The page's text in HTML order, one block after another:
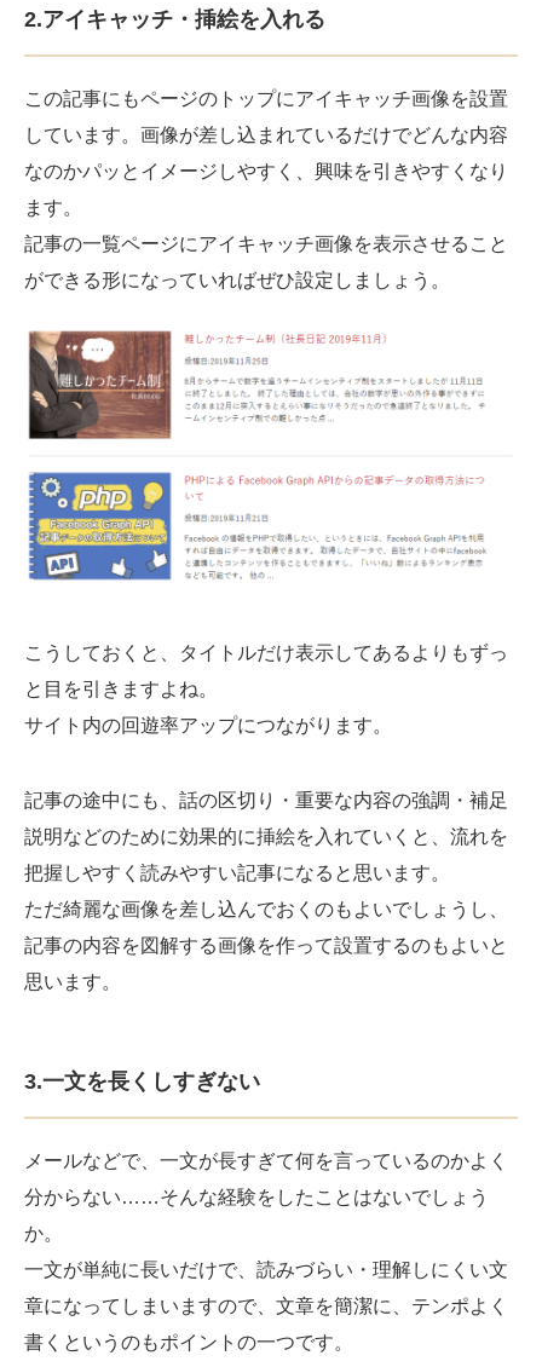
2.アイキャッチ・挿絵を入れる
この記事にもページのトップにアイキャッチ画像を設置
しています。画像が差し込まれているだけでどんな内容
なのかパッとイメージしやすく、興味を引きやすくなり
ます。
記事の一覧ページにアイキャッチ画像を表示させること
ができる形になっていればぜひ設定しましょう。
こうしておくと、タイトルだけ表示してあるよりもずっ
と目を引きますよね。
サイト内の回遊率アップにつながります。
記事の途中にも、話の区切り・重要な内容の強調・補足
説明などのために効果的に挿絵を入れていくと、流れを
把握しやすく読みやすい記事になると思います。
ただ綺麗な画像を差し込んでおくのもよいでしょうし、
記事の内容を図解する画像を作って設置するのもよいと
思います。
3.一文を長くしすぎない
メールなどで、一文が長すぎて何を言っているのかよく
分からない……そんな経験をしたことはないでしょう
か。
一文が単純に長いだけで、読みづらい・理解しにくい文
章になってしまいますので、文章を簡潔に、テンポよく
書くというのもポイントの一つです。